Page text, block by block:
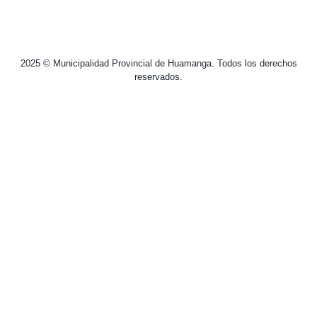
2025 © Municipalidad Provincial de Huamanga. Todos los derechos
reservados.